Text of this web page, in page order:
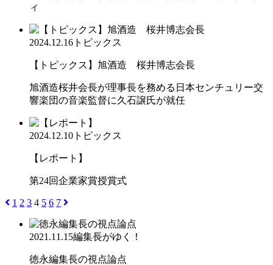
ィ
2024.12.16 トピックス
【トピックス】旭酒造 桜井博志会長
旭酒造桜井会長が理事長を務める日本センチュリー交
響楽団の音楽監督に久石譲氏が就任
2024.12.10 トピックス
【レポート】
第24回企業家賞授賞式
1 2 3 4 5 6 7
2021.11.15編集長がゆく！
徳永編集長の視点論点